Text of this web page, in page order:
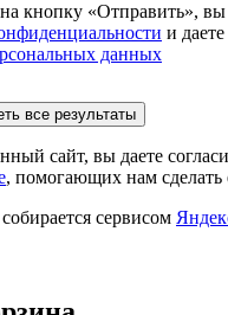
кнопку «Отправить», вы
и
данных
все результаты
сайт, вы даете
, помогающих нам сделать
сервисом